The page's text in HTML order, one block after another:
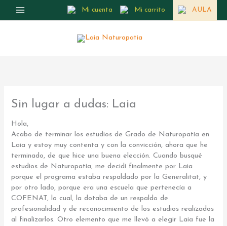
Mi cuenta Mi carrito AULA
Sin lugar a dudas: Laia
Hola,
Acabo de terminar los estudios de Grado de Naturopatía en
Laia y estoy muy contenta y con la convicción, ahora que he
terminado, de que hice una buena elección. Cuando busqué
estudios de Naturopatía, me decidí finalmente por Laia
porque el programa estaba respaldado por la Generalitat, y
por otro lado, porque era una escuela que pertenecía a
COFENAT, lo cual, la dotaba de un respaldo de
profesionalidad y de reconocimiento de los estudios realizados
al finalizarlos. Otro elemento que me llevó a elegir Laia fue la